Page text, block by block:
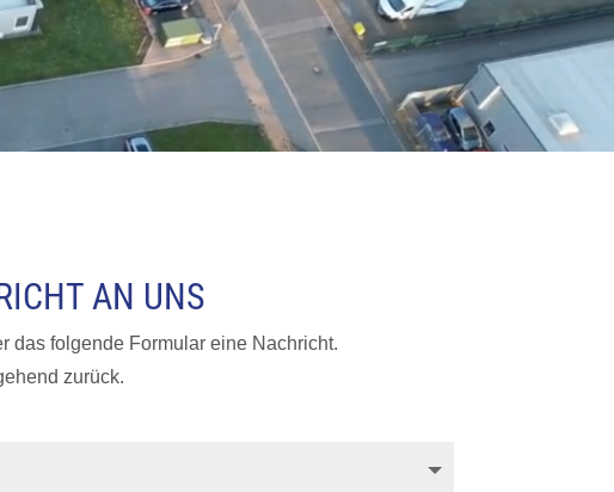
AN UNS
das folgende Formular eine Nachricht.
zurück.